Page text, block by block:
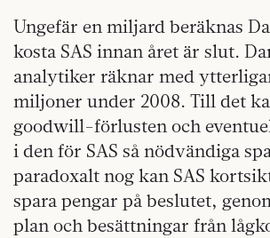
Ungefär en miljard beräknas
kosta SAS innan året är slut.
analytiker räknar med
miljoner under 2008. Till det
goodwill-förlusten och
i den för SAS så nödvändiga
paradoxalt nog kan SAS
spara pengar på beslutet,
plan och besättningar från